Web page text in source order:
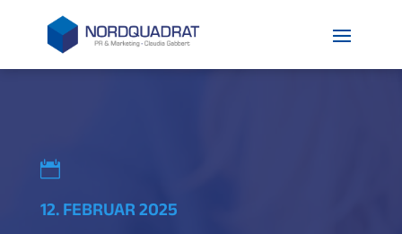

12. FEBRUAR 2025